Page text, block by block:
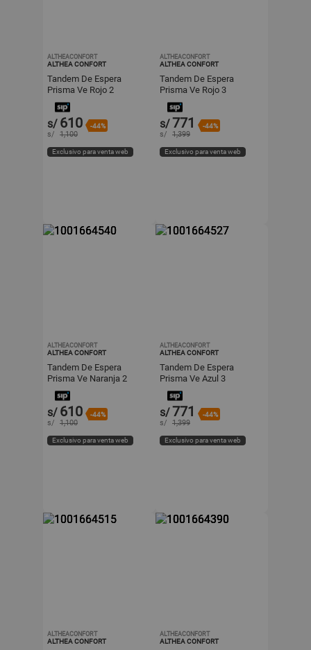
ALTHEACONFORT
ALTHEA CONFORT
Tandem De Espera
Prisma Ve Rojo 2
Asientos Estructura Gris
Althea Confort
s/ 610 -44%
s/ 1,100
Exclusivo para venta web
ALTHEACONFORT
ALTHEA CONFORT
Tandem De Espera
Prisma Ve Rojo 3
Asientos Estructura Gris
Althea Confort
s/771 -44%
s/ 1,399
Exclusivo para venta web
ALTHEACONFORT
ALTHEA CONFORT
Tandem De Espera
Prisma Ve Naranja 2
Asientos Eg Althea
Confort
s/ 610 -44%
s/ 1,100
Exclusivo para venta web
ALTHEACONFORT
ALTHEA CONFORT
Tandem De Espera
Prisma Ve Azul 3
Asientos Eg Althea
Confort
s/771 -44%
s/ 1,399
Exclusivo para venta web
ALTHEACONFORT
ALTHEA CONFORT
ALTHEACONFORT
ALTHEA CONFORT